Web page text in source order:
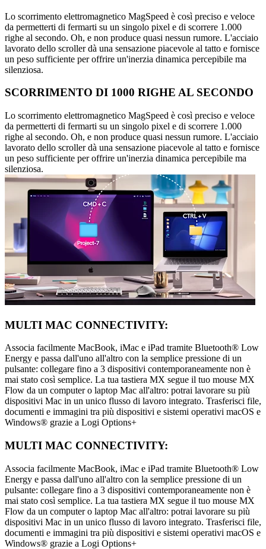
Lo scorrimento elettromagnetico MagSpeed è così preciso e veloce
da permetterti di fermarti su un singolo pixel e di scorrere 1.000
righe al secondo. Oh, e non produce quasi nessun rumore. L'acciaio
lavorato dello scroller dà una sensazione piacevole al tatto e fornisce
un peso sufficiente per offrire un'inerzia dinamica percepibile ma
silenziosa.
SCORRIMENTO DI 1000 RIGHE AL SECONDO
Lo scorrimento elettromagnetico MagSpeed è così preciso e veloce
da permetterti di fermarti su un singolo pixel e di scorrere 1.000
righe al secondo. Oh, e non produce quasi nessun rumore. L'acciaio
lavorato dello scroller dà una sensazione piacevole al tatto e fornisce
un peso sufficiente per offrire un'inerzia dinamica percepibile ma
silenziosa.
MULTI MAC CONNECTIVITY:
Associa facilmente MacBook, iMac e iPad tramite Bluetooth® Low
Energy e passa dall'uno all'altro con la semplice pressione di un
pulsante: collegare fino a 3 dispositivi contemporaneamente non è
mai stato così semplice. La tua tastiera MX segue il tuo mouse MX
Flow da un computer o laptop Mac all'altro: potrai lavorare su più
dispositivi Mac in un unico flusso di lavoro integrato. Trasferisci file,
documenti e immagini tra più dispositivi e sistemi operativi macOS e
Windows® grazie a Logi Options+
MULTI MAC CONNECTIVITY:
Associa facilmente MacBook, iMac e iPad tramite Bluetooth® Low
Energy e passa dall'uno all'altro con la semplice pressione di un
pulsante: collegare fino a 3 dispositivi contemporaneamente non è
mai stato così semplice. La tua tastiera MX segue il tuo mouse MX
Flow da un computer o laptop Mac all'altro: potrai lavorare su più
dispositivi Mac in un unico flusso di lavoro integrato. Trasferisci file,
documenti e immagini tra più dispositivi e sistemi operativi macOS e
Windows® grazie a Logi Options+